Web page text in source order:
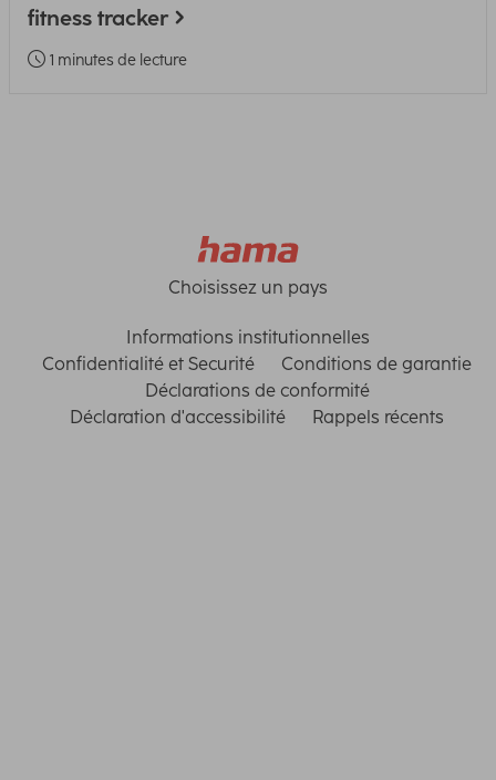
fitness tracker
1 minutes de lecture
Choisissez un pays
Informations institutionnelles
Confidentialité et Securité
Conditions de garantie
Déclarations de conformité
Déclaration d'accessibilité
Rappels récents